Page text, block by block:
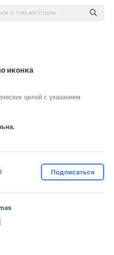
иконка
целей с указанием
Подписаться